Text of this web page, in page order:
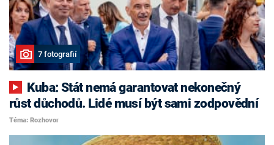
7 fotografií
růst důchodů. Lidé musí být sami zodpovědní
Téma: Rozhovor